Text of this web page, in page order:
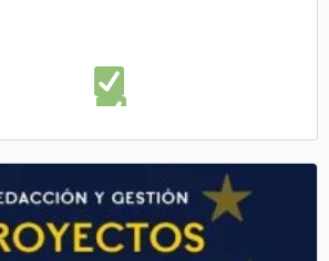
estructura de plan de negocios
plan de negocio cultural
Descubrir
un plan de empresa cultural
y ejecutar correctamente tu plan de